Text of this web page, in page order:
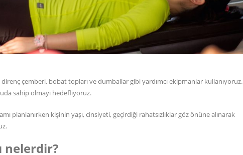
direnç çemberi, bobat topları ve dumballar gibi yardımcı ekipmanlar kullanıyoruz.
sahip olmayı hedefliyoruz.
planlanırken kişinin yaşı, cinsiyeti, geçirdiği rahatsızlıklar göz önüne alınarak
nelerdir?